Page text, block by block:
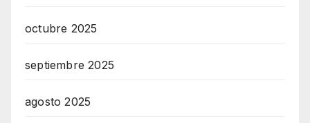
octubre 2025
septiembre 2025
agosto 2025